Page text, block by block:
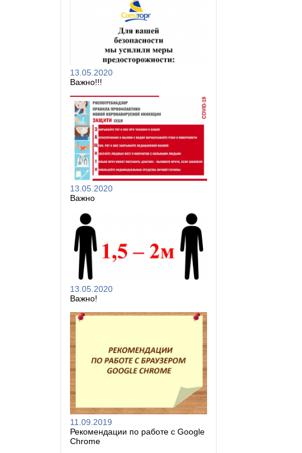
13.05.2020
Важно!!!
13.05.2020
Важно
13.05.2020
Важно!
11.09.2019
Рекомендации по работе с Google
Chrome